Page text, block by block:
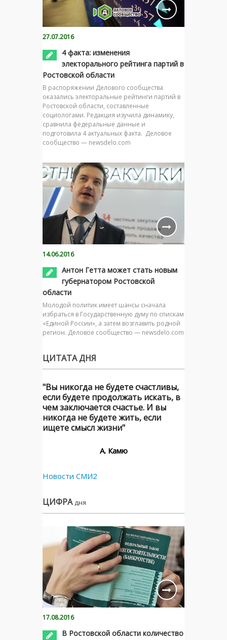
27.07.2016
4 факта: изменения
электорального рейтинга партий в
Ростовской области
В распоряжении Делового сообщества
оказались электоральные рейтинги партий в
Ростовской области, составленные
социологами. Редакция изучила динамику,
сравнила федеральные данные и
подготовила 4 актуальных факта. Деловое
сообщество — newsdelo.com
14.06.2016
Антон Гетта может стать новым
губернатором Ростовской
области
Молодой политик имеет шансы сначала
избраться в Государственную думу по спискам
«Единой России», а затем возглавить родной
регион. Деловое сообщество — newsdelo.com
ЦИТАТА ДНЯ
"Вы никогда не будете счастливы,
если будете продолжать искать, в
чем заключается счастье. И вы
никогда не будете жить, если
ищете смысл жизни"
А. Камю
Новости СМИ2
ЦИФРА дня
17.08.2016
В Ростовской области количество